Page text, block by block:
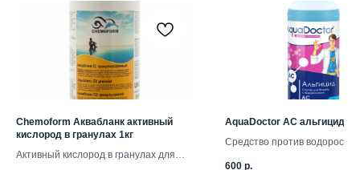
Chemoform Аквабланк активный
кислород в гранулах 1кг
Активный кислород в гранулах для
AquaDoctor AC альгицид 1
Средство против водорослей
600 р.